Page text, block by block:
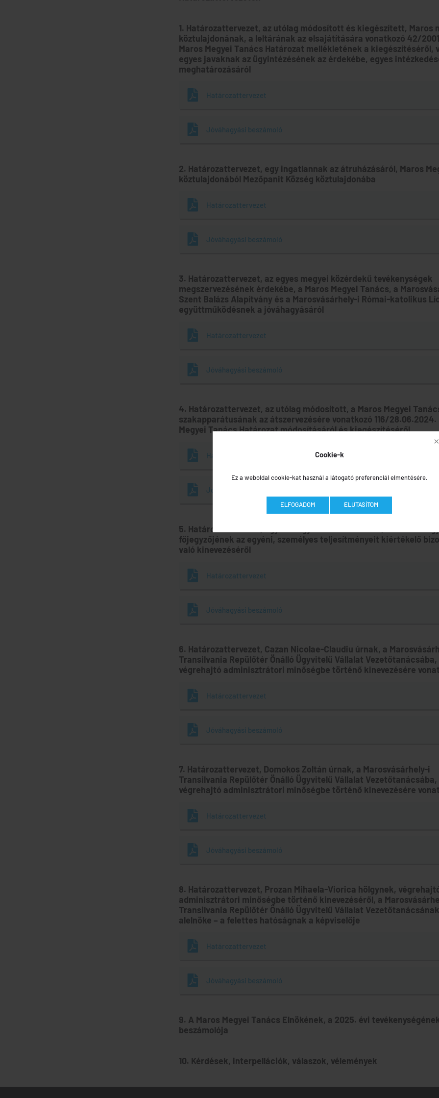
Cookie-k
Ez a weboldal cookie-kat használ a látogató preferenciái elmentésére.
ELFOGADOM ELUTASÍTOM
1. Határozattervezet, az utólag módosított és kiegészített, Maros
köztulajdonának, a leltárának az elsajátítására vonatkozó 42/
Maros Megyei Tanács Határozat mellékletének a kiegészítéséről,
egyes javaknak az ügyintézésének az érdekébe, egyes
meghatározásáról
Határozattervezet
Jóváhagyási beszámoló
2. Határozattervezet, egy ingatlannak az átruházásáról, Maros
köztulajdonából Mezőpanit Község köztulajdonába
Határozattervezet
Jóváhagyási beszámoló
3. Határozattervezet, az egyes megyei közérdekű tevékenységek
megszervezésének érdekébe, a Maros Megyei Tanács, a
Szent Balázs Alapítvány és a Marosvásárhely-i Római-katolikus
együttműködésnek a jóváhagyásáról
Határozattervezet
Jóváhagyási beszámoló
4. Határozattervezet, az utólag módosított, a Maros Megyei
szakapparátusának az átszervezésére vonatkozó 116/28.06.2024.
Megyei Tanács Határozat módosításáról és kiegészítéséről
Határozattervezet
Jóváhagyási beszámoló
5. Határozattervezet, egyes megyei tanácsosoknak, a Maros megye
főjegyzőjének az egyéni, személyes teljesítményeit kiértékelő
való kinevezéséről
Határozattervezet
Jóváhagyási beszámoló
6. Határozattervezet, Cazan Nicolae-Claudiu úrnak, a
Transilvania Repülőtér Önálló Ügyvitelű Vállalat Vezetőtanácsába,
végrehajtó adminisztrátori minőségbe történő kinevezésére
Határozattervezet
Jóváhagyási beszámoló
7. Határozattervezet, Domokos Zoltán úrnak, a Marosvásárhely-i
Transilvania Repülőtér Önálló Ügyvitelű Vállalat Vezetőtanácsába,
végrehajtó adminisztrátori minőségbe történő kinevezésére
Határozattervezet
Jóváhagyási beszámoló
8. Határozattervezet, Prozan Mihaela-Viorica hölgynek,
adminisztrátori minőségbe történő kinevezéséről, a
Transilvania Repülőtér Önálló Ügyvitelű Vállalat
alelnöke – a felettes hatóságnak a képviselője
Határozattervezet
Jóváhagyási beszámoló
9. A Maros Megyei Tanács Elnökének, a 2025. évi
beszámolója
10. Kérdések, interpellációk, válaszok, vélemények